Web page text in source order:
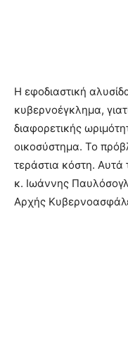
Η εφοδιαστική
κυβερνοέγκλημα,
διαφορετικής
οικοσύστημα. Το
τεράστια κόστη. Αυτά
κ. Ιωάννης
Αρχής